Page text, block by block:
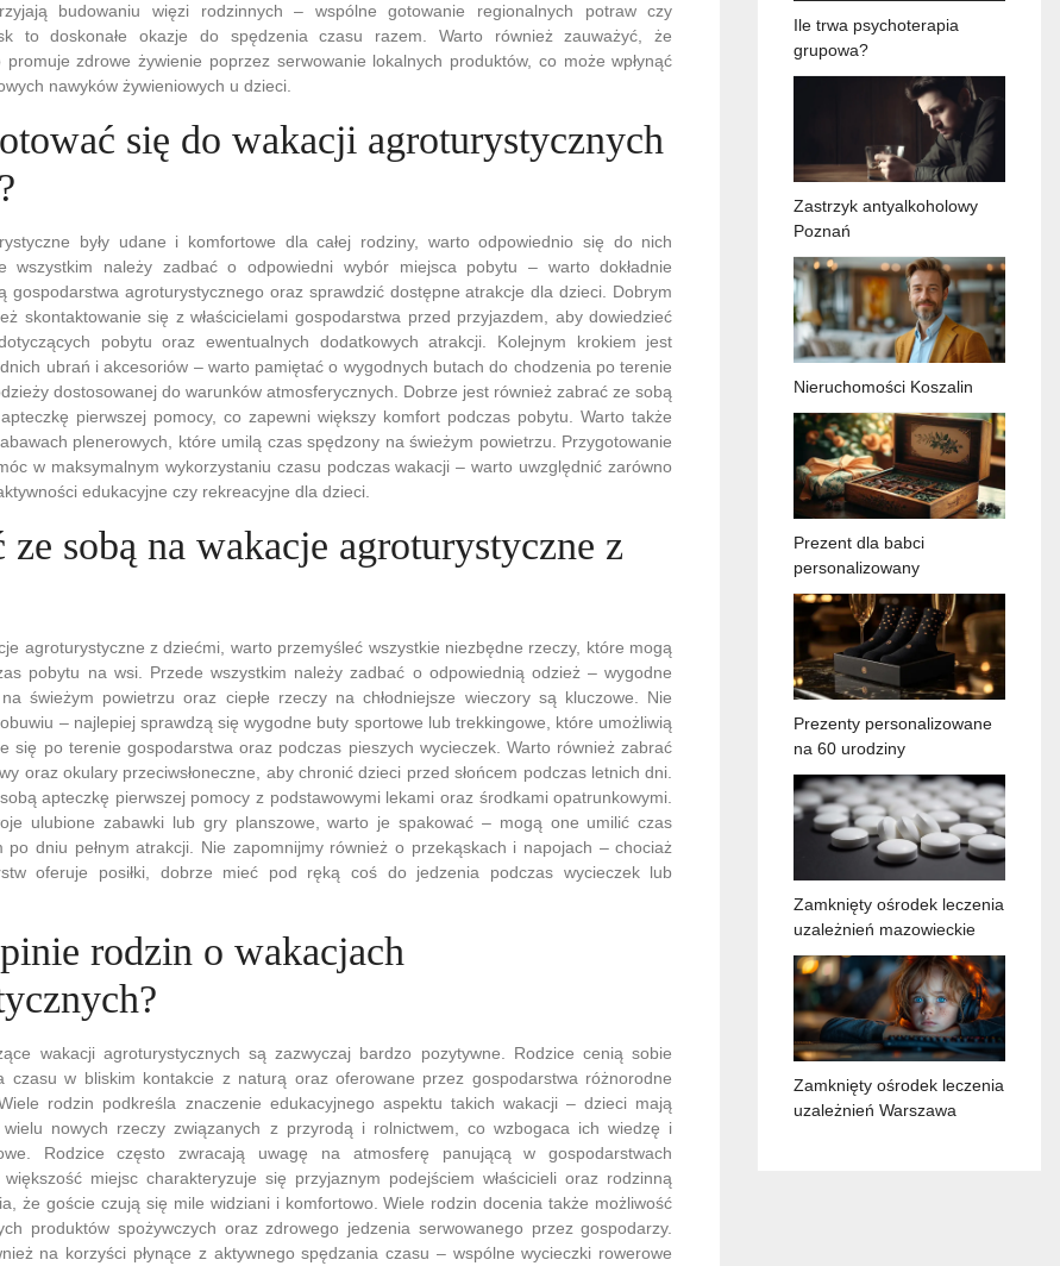
budowaniu więzi rodzinnych – wspólne gotowanie regionalnych potraw czy
to doskonałe okazje do spędzenia czasu razem. Warto również zauważyć, że
zdrowe żywienie poprzez serwowanie lokalnych produktów, co może wpłynąć
nawyków żywieniowych u dzieci.
się do wakacji agroturystycznych
były udane i komfortowe dla całej rodziny, warto odpowiednio się do nich
wszystkim należy zadbać o odpowiedni wybór miejsca pobytu – warto dokładnie
gospodarstwa agroturystycznego oraz sprawdzić dostępne atrakcje dla dzieci. Dobrym
skontaktowanie się z właścicielami gospodarstwa przed przyjazdem, aby dowiedzieć
pobytu oraz ewentualnych dodatkowych atrakcji. Kolejnym krokiem jest
ubrań i akcesoriów – warto pamiętać o wygodnych butach do chodzenia po terenie
dostosowanej do warunków atmosferycznych. Dobrze jest również zabrać ze sobą
pierwszej pomocy, co zapewni większy komfort podczas pobytu. Warto także
plenerowych, które umilą czas spędzony na świeżym powietrzu. Przygotowanie
w maksymalnym wykorzystaniu czasu podczas wakacji – warto uwzględnić zarówno
edukacyjne czy rekreacyjne dla dzieci.
ze sobą na wakacje agroturystyczne z
agroturystyczne z dziećmi, warto przemyśleć wszystkie niezbędne rzeczy, które mogą
pobytu na wsi. Przede wszystkim należy zadbać o odpowiednią odzież – wygodne
świeżym powietrzu oraz ciepłe rzeczy na chłodniejsze wieczory są kluczowe. Nie
– najlepiej sprawdzą się wygodne buty sportowe lub trekkingowe, które umożliwią
się po terenie gospodarstwa oraz podczas pieszych wycieczek. Warto również zabrać
oraz okulary przeciwsłoneczne, aby chronić dzieci przed słońcem podczas letnich dni.
apteczkę pierwszej pomocy z podstawowymi lekami oraz środkami opatrunkowymi.
ulubione zabawki lub gry planszowe, warto je spakować – mogą one umilić czas
po dniu pełnym atrakcji. Nie zapomnijmy również o przekąskach i napojach – chociaż
oferuje posiłki, dobrze mieć pod ręką coś do jedzenia podczas wycieczek lub
rodzin o wakacjach
wakacji agroturystycznych są zazwyczaj bardzo pozytywne. Rodzice cenią sobie
czasu w bliskim kontakcie z naturą oraz oferowane przez gospodarstwa różnorodne
rodzin podkreśla znaczenie edukacyjnego aspektu takich wakacji – dzieci mają
nowych rzeczy związanych z przyrodą i rolnictwem, co wzbogaca ich wiedzę i
Rodzice często zwracają uwagę na atmosferę panującą w gospodarstwach
miejsc charakteryzuje się przyjaznym podejściem właścicieli oraz rodzinną
że goście czują się mile widziani i komfortowo. Wiele rodzin docenia także możliwość
produktów spożywczych oraz zdrowego jedzenia serwowanego przez gospodarzy.
na korzyści płynące z aktywnego spędzania czasu – wspólne wycieczki rowerowe
Ile trwa psychoterapia
grupowa?
Zastrzyk antyalkoholowy
Poznań
Nieruchomości Koszalin
Prezent dla babci
personalizowany
Prezenty personalizowane
na 60 urodziny
Zamknięty ośrodek leczenia
uzależnień mazowieckie
Zamknięty ośrodek leczenia
uzależnień Warszawa